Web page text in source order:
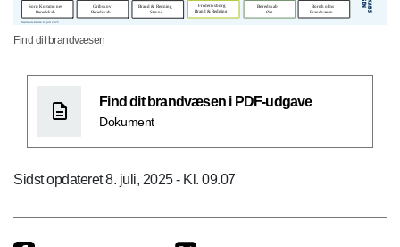
Find dit brandvæsen
Find dit brandvæsen i PDF-udgave
Dokument
Sidst opdateret 8. juli, 2025 - Kl. 09.07